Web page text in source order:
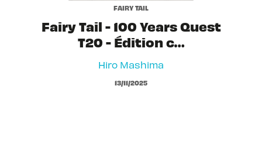
FAIRY TAIL
Fairy Tail - 100 Years Quest
T20 - Édition c…
Hiro Mashima
13/11/2025